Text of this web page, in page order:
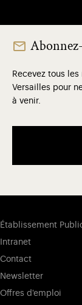
Recevez tous
Versailles pour
à venir.
Établissement
Intranet
Contact
Newsletter
Offres d'emploi